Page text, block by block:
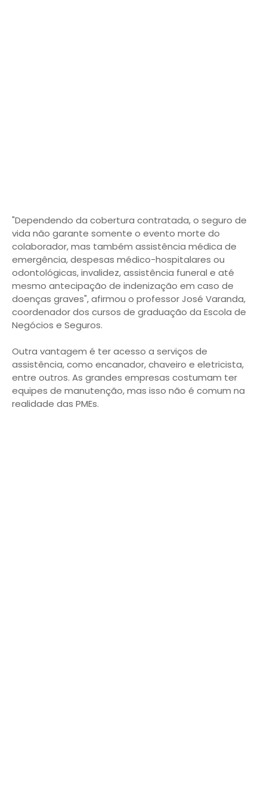
"Dependendo da cobertura contratada, o seguro de
vida não garante somente o evento morte do
colaborador, mas também assistência médica de
emergência, despesas médico-hospitalares ou
odontológicas, invalidez, assistência funeral e até
mesmo antecipação de indenização em caso de
doenças graves", afirmou o professor José Varanda,
coordenador dos cursos de graduação da Escola de
Negócios e Seguros.
Outra vantagem é ter acesso a serviços de
assistência, como encanador, chaveiro e eletricista,
entre outros. As grandes empresas costumam ter
equipes de manutenção, mas isso não é comum na
realidade das PMEs.